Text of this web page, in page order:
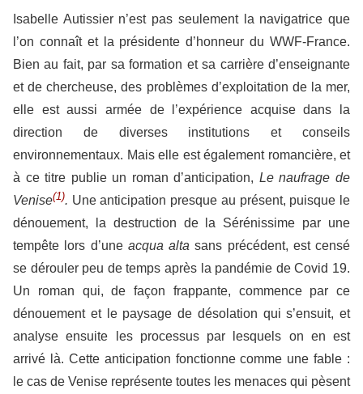
Isabelle Autissier n’est pas seulement la navigatrice que
l’on connaît et la présidente d’honneur du WWF-France.
Bien au fait, par sa formation et sa carrière d’enseignante
et de chercheuse, des problèmes d’exploitation de la mer,
elle est aussi armée de l’expérience acquise dans la
direction de diverses institutions et conseils
environnementaux. Mais elle est également romancière, et
à ce titre publie un roman d’anticipation, Le naufrage de
Venise(1). Une anticipation presque au présent, puisque le
dénouement, la destruction de la Sérénissime par une
tempête lors d’une acqua alta sans précédent, est censé
se dérouler peu de temps après la pandémie de Covid 19.
Un roman qui, de façon frappante, commence par ce
dénouement et le paysage de désolation qui s’ensuit, et
analyse ensuite les processus par lesquels on en est
arrivé là. Cette anticipation fonctionne comme une fable :
le cas de Venise représente toutes les menaces qui pèsent